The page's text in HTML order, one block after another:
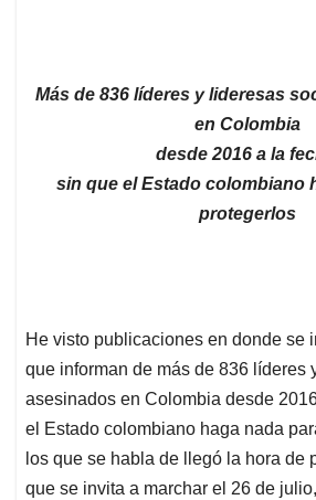
Más de 836 líderes y lideresas
en Colombia
desde 2016 a la
sin que el Estado colombiano
protegerlos
He visto publicaciones en donde se
que informan de más de 836 líderes
asesinados en Colombia desde
el Estado colombiano haga nada
los que se habla de llegó la hora de
que se invita a marchar el 26 de